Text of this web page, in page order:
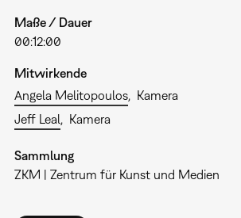
Maße / Dauer
00:12:00
Mitwirkende
Angela Melitopoulos
Kamera
Jeff Leal
Kamera
Sammlung
ZKM | Zentrum für Kunst und Medien